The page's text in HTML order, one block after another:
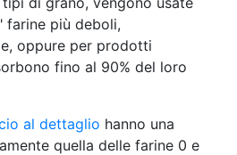
farine più deboli,
oppure per prodotti
fino al 90% del loro
al dettaglio hanno una
quella delle farine 0 e